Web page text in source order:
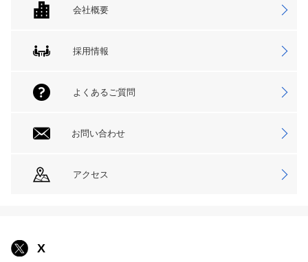
会社概要
採用情報
よくあるご質問
お問い合わせ
アクセス
X